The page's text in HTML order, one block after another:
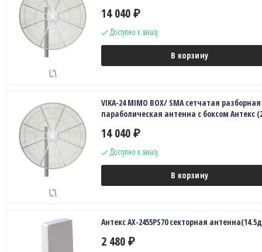
14 040 ₽
Доступно к заказу
В корзину
VIKA-24 MIMO BOX/ SMA сетчатая разборная
параболическая антенна с боксом Антекс
14 040 ₽
Доступно к заказу
В корзину
Антекс AX-2455PS70 секторная
2 480 ₽